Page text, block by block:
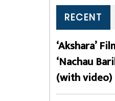
RECENT
‘Akshara’
‘Nachau
(with video)